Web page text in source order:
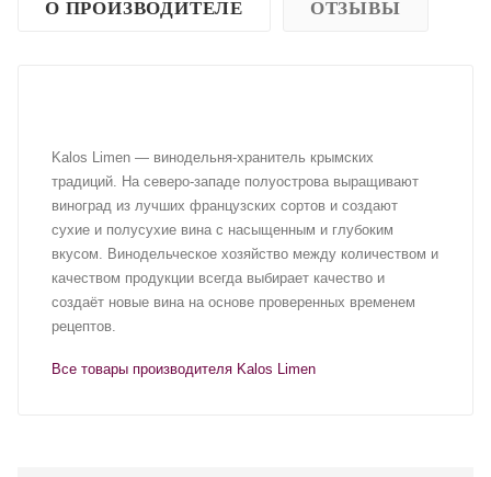
О ПРОИЗВОДИТЕЛЕ ОТЗЫВЫ
Kalos Limen — винодельня-хранитель крымских
традиций. На северо-западе полуострова выращивают
виноград из лучших французских сортов и создают
сухие и полусухие вина с насыщенным и глубоким
вкусом. Винодельческое хозяйство между количеством и
качеством продукции всегда выбирает качество и
создаёт новые вина на основе проверенных временем
рецептов.
Все товары производителя Kalos Limen